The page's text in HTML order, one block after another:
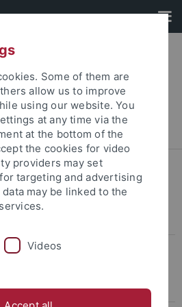
Ein Strafrichter zieht Bilanz
Raum
Some of them are
allow us to improve
using our website. You
at any time via the
at the bottom of the
the cookies for video
providers may set
targeting and advertising
may be linked to the
Videos